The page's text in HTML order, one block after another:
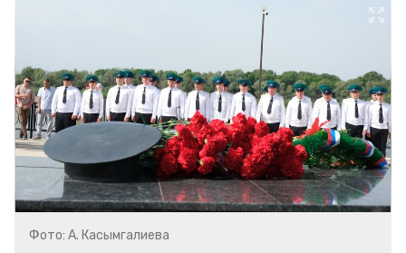
Фото: А. Касымгалиева